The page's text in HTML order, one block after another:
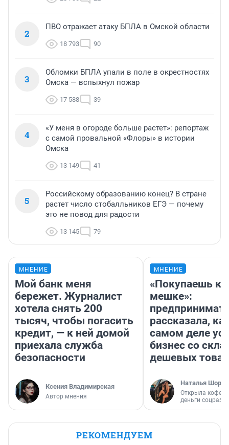
2
ПВО отражает атаку БПЛА в Омской области
18 793 90
3
Обломки БПЛА упали в поле в окрестностях
Омска — вспыхнул пожар
17 588 39
4
«У меня в огороде больше растет»: репортаж
с самой провальной «Флоры» в истории
Омска
13 149 41
5
Российскому образованию конец? В стране
растет число стобалльников ЕГЭ — почему
это не повод для радости
13 145 79
МНЕНИЕ
Мой банк меня
бережет. Журналист
хотела снять 200
тысяч, чтобы погасить
кредит, — к ней домой
приехала служба
безопасности
Ксения Владимирская
Автор мнения
МНЕНИЕ
«Покупаешь
мешке»:
рассказала,
самом деле
бизнес со
дешевых
Наталья
Открыла
деньги
РЕКОМЕНДУЕМ